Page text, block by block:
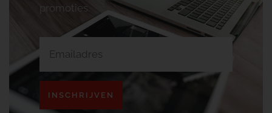
promoties.
INSCHRIJVEN